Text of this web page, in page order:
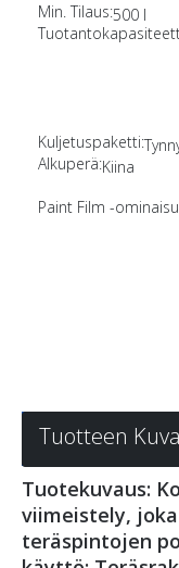
Min. Tilaus:500 l
Kuljetuspaketti:
Alkuperä:Kiina
Paint Film -
Tuotteen
Tuotekuvaus:
viimeistely,
teräspintojen